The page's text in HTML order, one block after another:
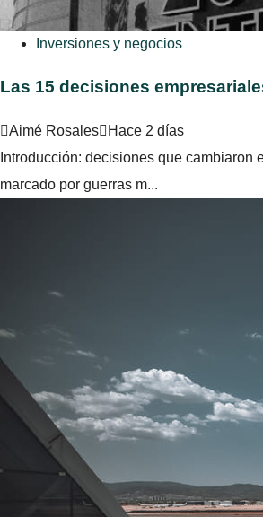
Inversiones y negocios
Las 15 decisiones
Aimé Rosales
Hace 2 días
Introducción: decisiones que
marcado por guerras m...